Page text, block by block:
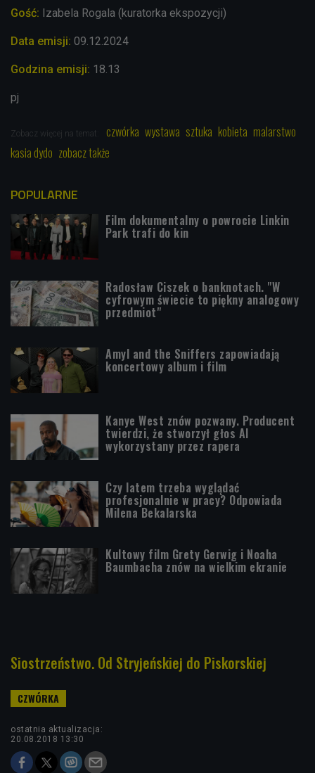
Gość: Izabela Rogala (kuratorka ekspozycji)
Data emisji: 09.12 .2024
Godzina emisji: 18.13
pj
Zobacz więcej na temat: czwórka wystawa sztuka kobieta malarstwo
kasia dydo zobacz także
POPULARNE
Film dokumentalny o powrocie Linkin
Park trafi do kin
Radosław Ciszek o banknotach. "W
cyfrowym świecie to piękny analogowy
przedmiot"
Amyl and the Sniffers zapowiadają
koncertowy album i film
Kanye West znów pozwany. Producent
twierdzi, że stworzył głos AI
wykorzystany przez rapera
Czy latem trzeba wyglądać
profesjonalnie w pracy? Odpowiada
Milena Bekalarska
Kultowy film Grety Gerwig i Noaha
Baumbacha znów na wielkim ekranie
Siostrzeństwo. Od Stryjeńskiej do Piskorskiej
ostatnia aktualizacja:
20.08.2018 13:30